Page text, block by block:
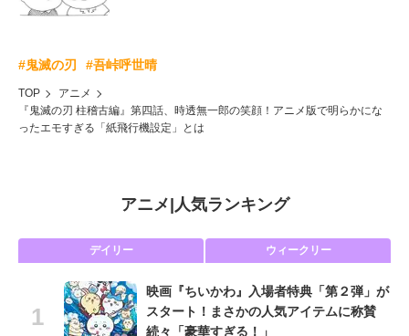
#鬼滅の刃 #吾峠呼世晴
TOP
アニメ
『鬼滅の刃 柱稽古編』第四話、時透無一郎の笑顔！アニメ版で明らかにな
ったエモすぎる「紙飛行機設定」とは
アニメ 人気ランキング
デイリー ウィークリー
映画『ちいかわ』入場者特典「第２弾」が
スタート！まさかの人気アイテムに称賛
続々「豪華すぎる！」